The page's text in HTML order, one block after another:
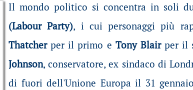
Il mondo politico si concentra in soli
(Labour Party), i cui personaggi più
Thatcherper il primo e Tony Blairper il
Johnson, conservatore, ex sindaco di
di fuori dell'Unione Europa il 31